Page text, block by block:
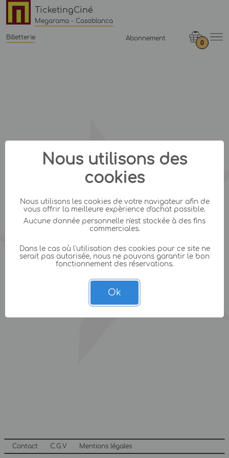
TicketingCiné
Megarama - Casablanca
Billetterie Abonnement
0
Contact C.G.V Mentions légales
Nous utilisons des
cookies
Nous utilisons les cookies de votre navigateur afin de
vous offrir la meilleure expèrience d'achat possible.
Aucune donnée personnelle n'est stockée à des fins
commerciales.
Dans le cas où l'utilisation des cookies pour ce site ne
serait pas autorisée, nous ne pouvons garantir le bon
fonctionnement des réservations.
Ok